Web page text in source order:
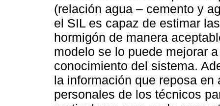
(relación agua – cemento y
el SIL es capaz de estimar
hormigón de manera
modelo se lo puede mejorar
conocimiento del sistema.
la información que reposa
personales de los técnicos